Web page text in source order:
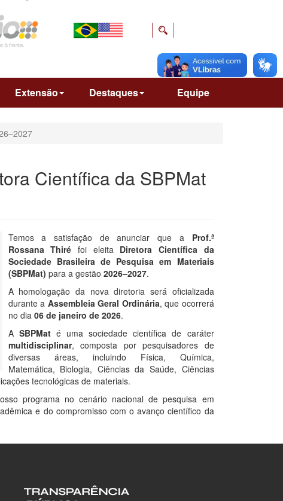
Extensão Destaques Equipe
Científica da SBPMat
Temos a satisfação de anunciar que a Prof.ª
Rossana Thiré foi eleita Diretora Científica da
Sociedade Brasileira de Pesquisa em Materiais
(SBPMat) para a gestão 2026–2027.
A homologação da nova diretoria será oficializada
durante a Assembleia Geral Ordinária, que ocorrerá
no dia 06 de janeiro de 2026.
A SBPMaté uma sociedade científica de caráter
multidisciplinar, composta por pesquisadores de
diversas áreas, incluindo Física, Química,
Matemática, Biologia, Ciências da Saúde, Ciências
tecnológicas de materiais.
programa no cenário nacional de pesquisa em
e do compromisso com o avanço científico da